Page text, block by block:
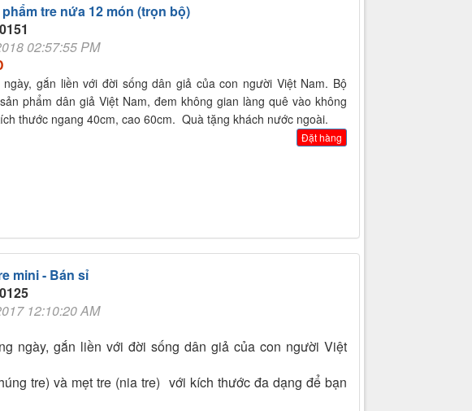
tre nứa 12 món (trọn bộ)
02:57:55 PM
gắn liền với đời sống dân giả của con người Việt Nam. Bộ
phẩm dân giả Việt Nam, đem không gian làng quê vào không
thước ngang 40cm, cao 60cm. Quà tặng khách nước ngoài.
Đặt hàng
mini - Bán sỉ
12:10:20 AM
ngày, gắn liền với đời sống dân giả của con người Việt
tre) và mẹt tre (nia tre) với kích thước đa dạng để bạn